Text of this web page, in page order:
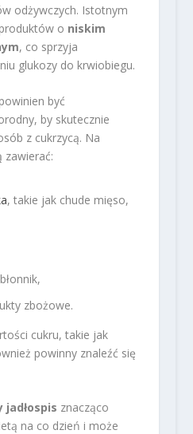
odżywczych. Istotnym
o niskim
, co sprzyja
glukozy do krwiobiegu.
być
by skutecznie
z cukrzycą. Na
zawierać:
, takie jak chude mięso,
zbożowe.
cukru, takie jak
powinny znaleźć się
jadłospis znacząco
na co dzień i może